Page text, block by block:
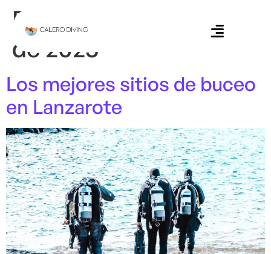
Día:1 de septiembre
de 2025
Los mejores sitios de buceo
en Lanzarote